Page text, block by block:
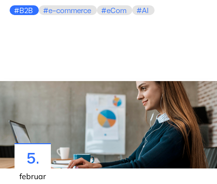
B2B e-commerce eCom AI
5.
februar